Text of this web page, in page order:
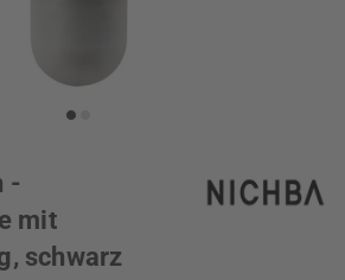
-
mit
schwarz